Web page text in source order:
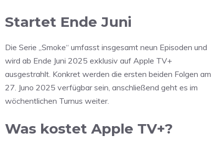
Startet Ende Juni
Die Serie „Smoke“ umfasst insgesamt neun Episoden und
wird ab Ende Juni 2025 exklusiv auf Apple TV+
ausgestrahlt. Konkret werden die ersten beiden Folgen am
27. Juno 2025 verfügbar sein, anschließend geht es im
wöchentlichen Turnus weiter.
Was kostet Apple TV+?